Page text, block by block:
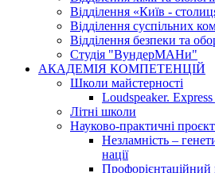
Відділення «Київ -
Відділення суспільних
Відділення безпеки та
Студія "ВундерМАНи"
АКАДЕМІЯ КОМПЕТЕНЦІЙ
Школи майстерності
Loudspeaker.
Літні школи
Науково-практичні
Незламність –
нації
Профорієнтаційний